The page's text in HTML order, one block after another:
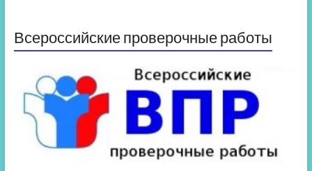
Всероссийские проверочные работы